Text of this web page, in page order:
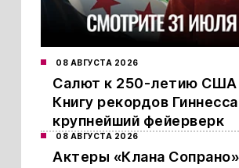
08 АВГУСТА 2026
Салют к 250-летию США
Книгу рекордов
крупнейший фейерверк
08 АВГУСТА 2026
Актеры «Клана Сопрано»